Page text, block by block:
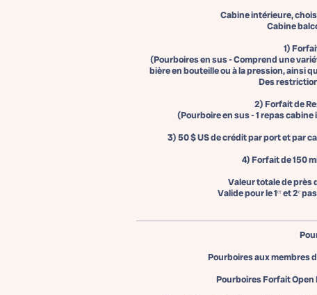
Cabine intérieure,
Cabine
1)
(Pourboires en sus - Comprend une
bière en bouteille ou à la pression, ainsi
Des
2) Forfait de
(Pourboire en sus - 1 repas
3) 50 $ US de crédit par port et par
4) Forfait de 150
Valeur totale de près
Valide pour le 1ᵉʳ et 2ᵉ
Pourboires aux membres
Pourboires Forfait Open